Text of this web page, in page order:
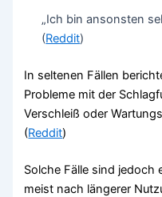
„Ich bin ansonsten
(Reddit)
In seltenen Fällen
Probleme mit der
Verschleiß oder
(Reddit)
Solche Fälle sind jedoch
meist nach längerer